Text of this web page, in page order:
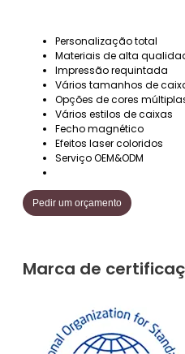
Personalização total
Materiais de alta
Impressão requintada
Vários tamanhos de
Opções de cores
Vários estilos de caixas
Fecho magnético
Efeitos laser coloridos
Serviço OEM&ODM
Pedir um orçamento
Marca de